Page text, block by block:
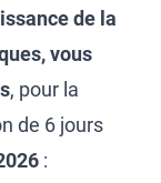
de la
vous
, pour la
de 6 jours
: